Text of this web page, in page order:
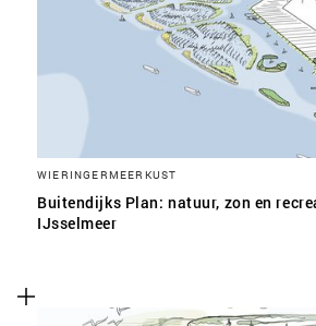
WIERINGERMEERKUST
Buitendijks Plan: natuur, zon en
IJsselmeer